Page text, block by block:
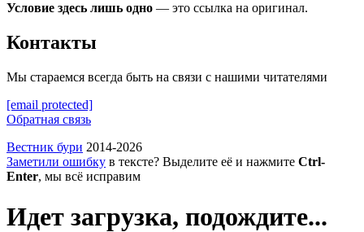
Условие здесь лишь одно — это ссылка на оригинал.
Контакты
Мы стараемся всегда быть на связи с нашими читателями
[email protected]
Обратная связь
Вестник бури 2014-2026
Заметили ошибку в тексте? Выделите её и нажмите Ctrl-
Enter, мы всё исправим
Идет загрузка, подождите...